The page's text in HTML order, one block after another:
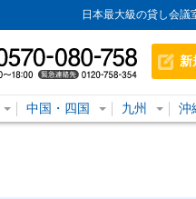
日本最大級の貸し会議
新
中国・四国 九州 沖